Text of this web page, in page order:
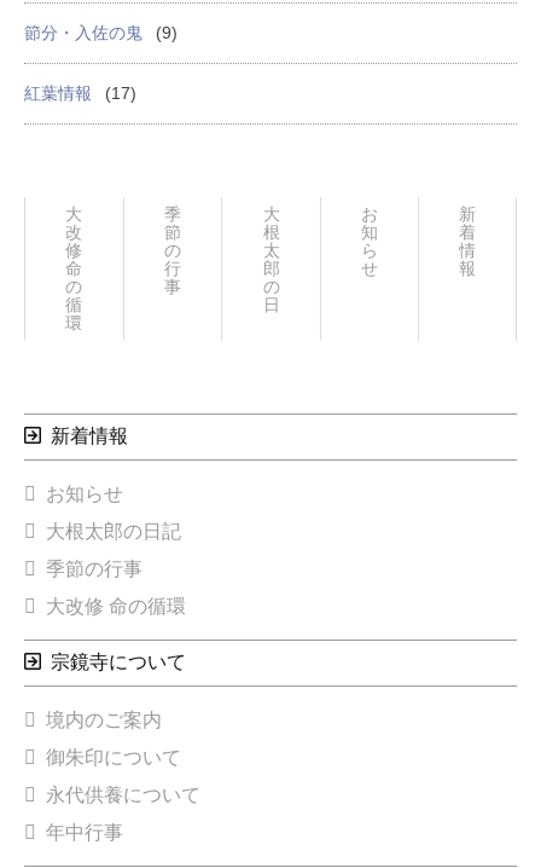
節分・入佐の鬼 (9)
紅葉情報 (17)
新
着
情
報
お
知
ら
せ
大
根
太
郎
の
日々
季
節
の
行
事
大
改
修
命
の
循
環
新着情報
お知らせ
大根太郎の日記
季節の行事
大改修 命の循環
宗鏡寺について
境内のご案内
御朱印について
永代供養について
年中行事